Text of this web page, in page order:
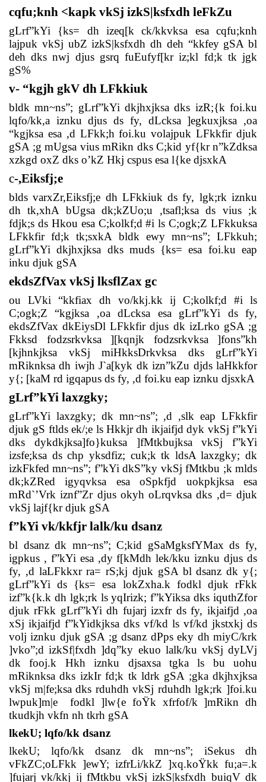
cqfu;knh <kapk vkSj izkS|ksfxdh leFkZu
gLrf”kYi {ks= dh izeq[k ck/kkvksa esa cqfu;knh
lajpuk vkSj ubZ izkS|ksfxdh dh deh “kkfey gSA bl
deh dks nwj djus gsrq fuEufyf[kr iz;kl fd;k tk jgk
gS%
v- “kgjh gkV dh LFkkiuk
bldk mn~ns”; gLrf”kYi dkjhxjksa dks izR;{k foi.ku
lqfo/kk,a iznku djus ds fy, dLcksa ]egkuxjksa ,oa
“kgjksa esa ,d LFkk;h foi.ku volajpuk LFkkfir djuk
gSA ;g mUgsa vius mRikn dks C;kid yf{kr n”kZdksa
xzkgd oxZ dks o’kZ Hkj cspus esa l{ke djsxkA
c-,Eiksfj;e
blds varxZr,Eiksfj;e dh LFkkiuk ds fy, lgk;rk iznku
dh tk,xhA bUgsa dk;kZUo;u ,tsafl;ksa ds vius ;k
fdjk;s ds Hkou esa C;kolkf;d #i ls C;ogk;Z LFkkuksa
LFkkfir fd;k tk;sxkA bldk ewy mn~ns”; LFkkuh;
gLrf”kYi dkjhxjksa dks muds {ks= esa foi.ku eap
inku djuk gSA
ekdsZfVax vkSj lksflZax gc
ou LVki “kkfiax dh vo/kkj.kk ij C;kolkf;d #i ls
C;ogk;Z “kgjksa ,oa dLcksa esa gLrf”kYi ds fy,
ekdsZfVax dkEiysDl LFkkfir djus dk izLrko gSA ;g
Fkksd fodzsrkvksa ][kqnjk fodzsrkvksa ]fons”kh
[kjhnkjksa vkSj miHkksDrkvksa dks gLrf”kYi
mRiknksa dh iwjh J`a[kyk dk izn”kZu djds laHkkfor
y{; [kaM rd igqapus ds fy, ,d foi.ku eap iznku djsxkA
gLrf”kYi laxzgky;
gLrf”kYi laxzgky; dk mn~ns”; ,d ,slk eap LFkkfir
djuk gS ftlds ek/;e ls Hkkjr dh ikjaifjd dyk vkSj f”kYi
dks dykdkjksa]fo}kuksa ]fMtkbujksa vkSj f”kYi
izsfe;ksa ds chp yksdfiz; cuk;k tk ldsA laxzgky; dk
izkFkfed mn~ns”; f”kYi dkS”ky vkSj fMtkbu ;k mlds
dk;kZRed igyqvksa esa oSpkfjd uokpkjksa esa
mRd`’Vrk iznf”Zr djus okyh oLrqvksa dks ,d= djuk
vkSj lajf{kr djuk gSA
f”kYi vk/kkfjr lalk/ku dsanz
bl dsanz dk mn~ns”; C;kid gSaMgksfYMax ds fy,
igpkus , f”kYi esa ,dy f[kMdh lek/kku iznku djus ds
fy, ,d laLFkkxr ra= rS;kj djuk gSA bl dsanz dk y{;
gLrf”kYi ds {ks= esa lokZxha.k fodkl djuk rFkk
izf”k{k.k dh lgk;rk ls yqIrizk; f”kYiksa dks iquthZfor
djuk rFkk gLrf”kYi dh fujarj izxfr ds fy, ikjaifjd ,oa
xSj ikjaifjd f”kYidkjksa dks vf/kd ls vf/kd jkstxkj ds
volj iznku djuk gSA ;g dsanz dPps eky dh miyC/krk
]vko”;d izkSf|fxdh ]dq”ky ekuo lalk/ku vkSj dyLVj
dk fooj.k Hkh iznku djsaxsa tgka ls bu uohu
mRiknksa dks izkIr fd;k tk ldrk gSA ;gka dkjhxjksa
vkSj m|fe;ksa dks rduhdh vkSj rduhdh lgk;rk ]foi.ku
lwpuk]m|e
fodkl ]lw{e foŸk xfrfof/k ]mRikn dh
tkudkjh vkfn nh tkrh gSA
lkekU; lqfo/kk dsanz
lkekU; lqfo/kk dsanz dk mn~ns”; iSekus dh
vFkZC;oLFkk ]ewY; izfrLi/kkZ ]xq.koŸkk fu;a=.k
]fujarj vk/kkj ij fMtkbu vkSj izkS|ksfxdh buiqV dk